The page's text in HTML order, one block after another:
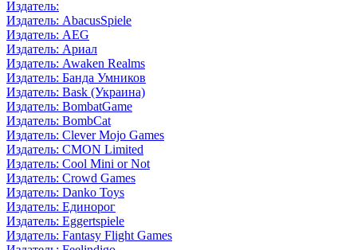
Издатель:
Издатель: AbacusSpiele
Издатель: AEG
Издатель: Ариал
Издатель: Awaken Realms
Издатель: Банда Умников
Издатель: Bask (Украина)
Издатель: BombatGame
Издатель: BombCat
Издатель: Clever Mojo Games
Издатель: CMON Limited
Издатель: Cool Mini or Not
Издатель: Crowd Games
Издатель: Danko Toys
Издатель: Единорог
Издатель: Eggertspiele
Издатель: Fantasy Flight Games